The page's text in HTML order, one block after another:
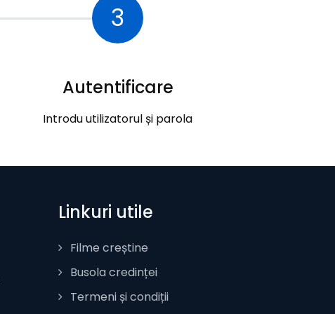
3
Autentificare
Introdu utilizatorul și parola
Linkuri utile
Filme creștine
Busola credinței
Termeni și condiții